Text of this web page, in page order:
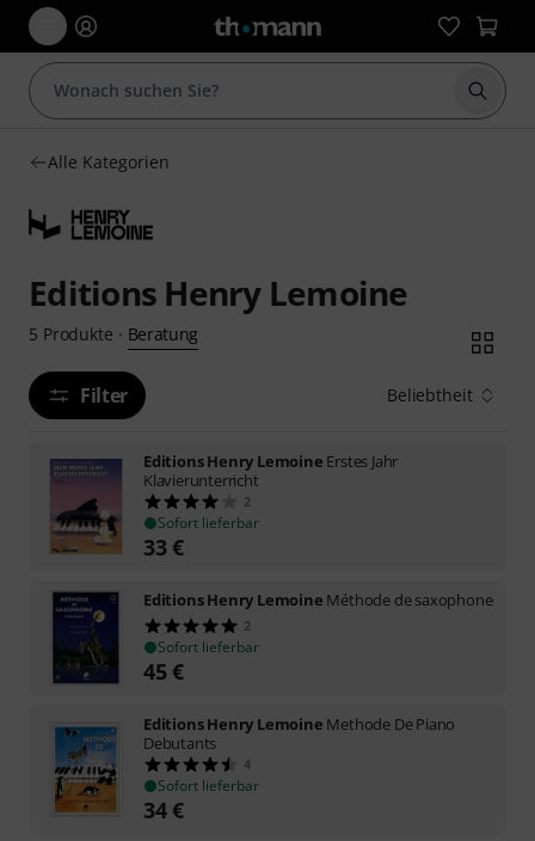
Suche
Alle Kategorien
Editions Henry Lemoine
5 Produkte · Beratung
Filter Beliebtheit
Editions Henry Lemoine Erstes Jahr
Klavierunterricht
2
Sofort lieferbar
33€
Editions Henry Lemoine Méthode de saxophone
2
Sofort lieferbar
45€
Editions Henry Lemoine Methode De Piano
Debutants
4
Sofort lieferbar
34€